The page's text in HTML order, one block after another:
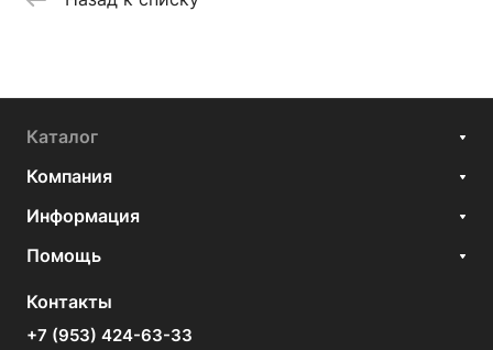
Каталог
Компания
Информация
Помощь
Контакты
+7 (953) 424-63-33